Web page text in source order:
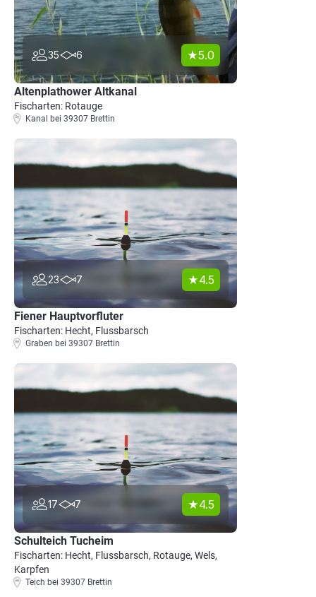
35 6 5.0
Altenplathower Altkanal
Fischarten: Rotauge
Kanal bei 39307 Brettin
23 7 4.5
Fiener Hauptvorfluter
Fischarten: Hecht, Flussbarsch
Graben bei 39307 Brettin
17 7 4.5
Schulteich Tucheim
Fischarten: Hecht, Flussbarsch, Rotauge, Wels,
Karpfen
Teich bei 39307 Brettin